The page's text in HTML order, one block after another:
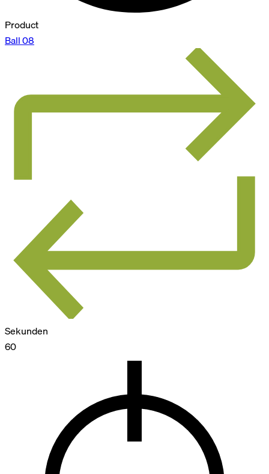
Product
Ball 08
Sekunden
60